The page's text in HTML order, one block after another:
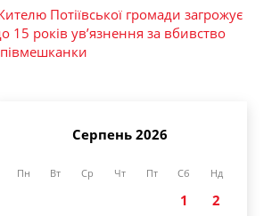
Потіївської громади загрожує
15 років ув’язнення за вбивство
Серпень 2026
Пн Вт Ср Чт Пт Сб Нд
1
2